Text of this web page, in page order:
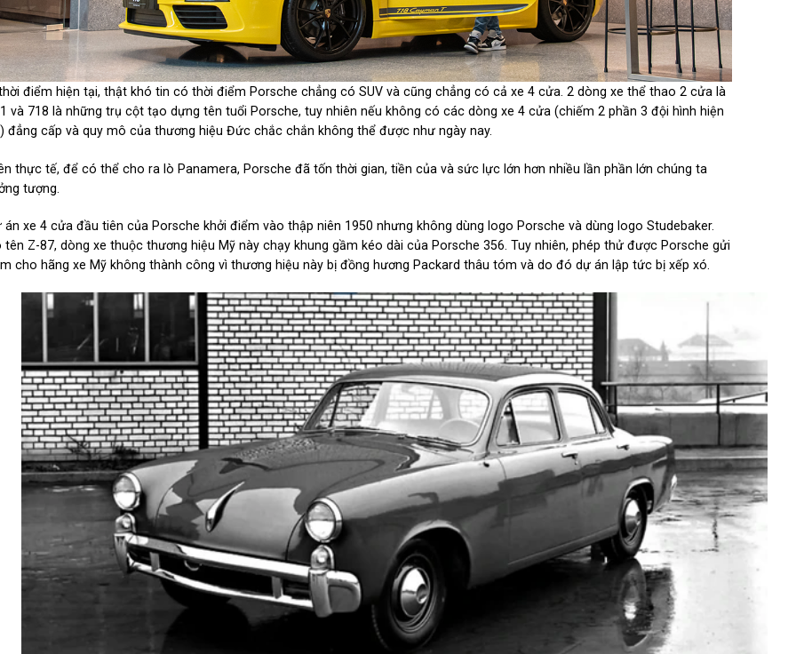
điểm hiện tại, thật khó tin có thời điểm Porsche chẳng có SUV và cũng chẳng có cả xe 4 cửa. 2 dòng xe thể thao 2 cửa là
và 718 là những trụ cột tạo dựng tên tuổi Porsche, tuy nhiên nếu không có các dòng xe 4 cửa (chiếm 2 phần 3 đội hình hiện
đẳng cấp và quy mô của thương hiệu Đức chắc chắn không thể được như ngày nay.
thực tế, để có thể cho ra lò Panamera, Porsche đã tốn thời gian, tiền của và sức lực lớn hơn nhiều lần phần lớn chúng ta
tượng.
án xe 4 cửa đầu tiên của Porsche khởi điểm vào thập niên 1950 nhưng không dùng logo Porsche và dùng logo Studebaker.
tên Z-87, dòng xe thuộc thương hiệu Mỹ này chạy khung gầm kéo dài của Porsche 356. Tuy nhiên, phép thử được Porsche gửi
cho hãng xe Mỹ không thành công vì thương hiệu này bị đồng hương Packard thâu tóm và do đó dự án lập tức bị xếp xó.